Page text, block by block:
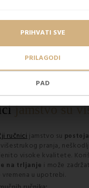
PAD
PRILAGODI
PRIHVATI SVE
jamstvo su
ručnici jamstvo su
pranja,
visoke kvalitete.
na trljanje i može
u upotrebi.